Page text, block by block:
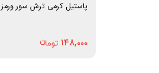
پاستیل کرمی ترش سور ورمز 60 گرم ببتو
148,000